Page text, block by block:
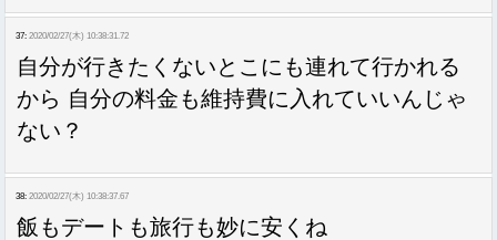
37: 2020/02/27(木) 10:38:31.72
自分が行きたくないとこにも連れて行かれる
から 自分の料金も維持費に入れていいんじゃ
ない？
38: 2020/02/27(木) 10:38:37.67
飯もデートも旅行も妙に安くね